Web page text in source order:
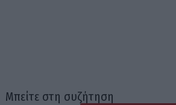
Μπείτε στη συζήτηση